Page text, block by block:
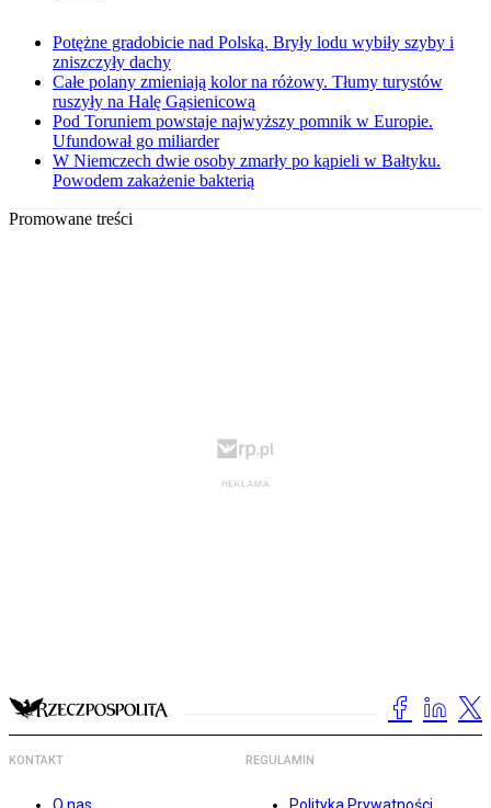
Potężne gradobicie nad Polską. Bryły lodu wybiły szyby i
zniszczyły dachy
Całe polany zmieniają kolor na różowy. Tłumy turystów
ruszyły na Halę Gąsienicową
Pod Toruniem powstaje najwyższy pomnik w Europie.
Ufundował go miliarder
W Niemczech dwie osoby zmarły po kąpieli w Bałtyku.
Powodem zakażenie bakterią
Promowane treści
KONTAKT REGULAMIN